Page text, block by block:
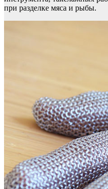
при разделке мяса и рыбы.